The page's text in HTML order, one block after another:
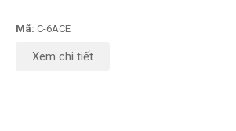
Mã: C-6ACE
Xem chi tiết